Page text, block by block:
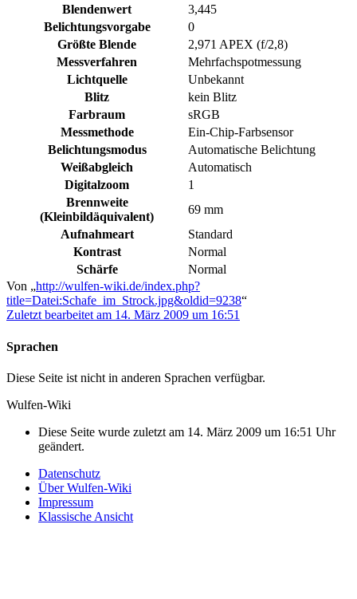
Blendenwert
3,445
Belichtungsvorgabe
0
Größte Blende
2,971 APEX (f/2,8)
Messverfahren
Mehrfachspotmessung
Lichtquelle
Unbekannt
Blitz
kein Blitz
Farbraum
sRGB
Messmethode
Ein-Chip-Farbsensor
Belichtungsmodus
Automatische Belichtung
Weißabgleich
Automatisch
Digitalzoom
1
Brennweite
(Kleinbildäquivalent)
69 mm
Aufnahmeart
Standard
Kontrast
Normal
Schärfe
Normal
Von „http://wulfen-wiki.de/index.php?
title=Datei:Schafe_im_Strock.jpg&oldid=9238“
Zuletzt bearbeitet am 14. März 2009 um 16:51
Sprachen
Diese Seite ist nicht in anderen Sprachen verfügbar.
Wulfen-Wiki
Diese Seite wurde zuletzt am 14. März 2009 um 16:51 Uhr
geändert.
Datenschutz
Über Wulfen-Wiki
Impressum
Klassische Ansicht